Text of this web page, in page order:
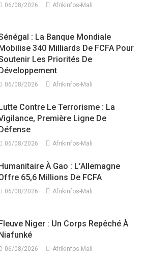
06/08/2026 Afrikinfos-Mali
: La Banque Mondiale
Mobilise 340 Milliards De FCFA Pour
Les Priorités De
Développement
06/08/2026 Afrikinfos-Mali
Lutte Contre Le Terrorisme : La
Première Ligne De
Défense
06/08/2026 Afrikinfos-Mali
Humanitaire À Gao : L’Allemagne
65,6 Millions De FCFA
06/08/2026 Afrikinfos-Mali
Niger : Un Corps Repêché À
06/08/2026 Afrikinfos-Mali